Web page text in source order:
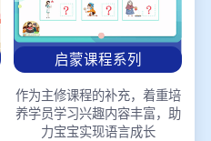
启蒙课程系列
作为主修课程的补充，着重培
养学员学习兴趣内容丰富，助
力宝宝实现语言成长